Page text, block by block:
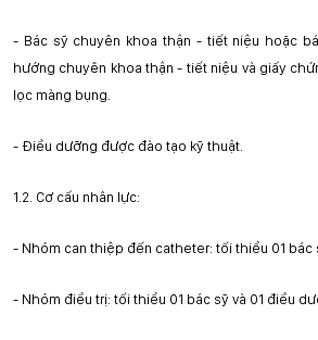
- Bác sỹ chuyên khoa thận - tiết niệu hoặc
hướng chuyên khoa thận - tiết niệu và giấy
lọc màng bụng.
- Điều dưỡng được đào tạo kỹ thuật.
1.2. Cơ cấu nhân lực:
- Nhóm can thiệp đến catheter: tối thiểu 01 bác
- Nhóm điều trị: tối thiểu 01 bác sỹ và 01 điều